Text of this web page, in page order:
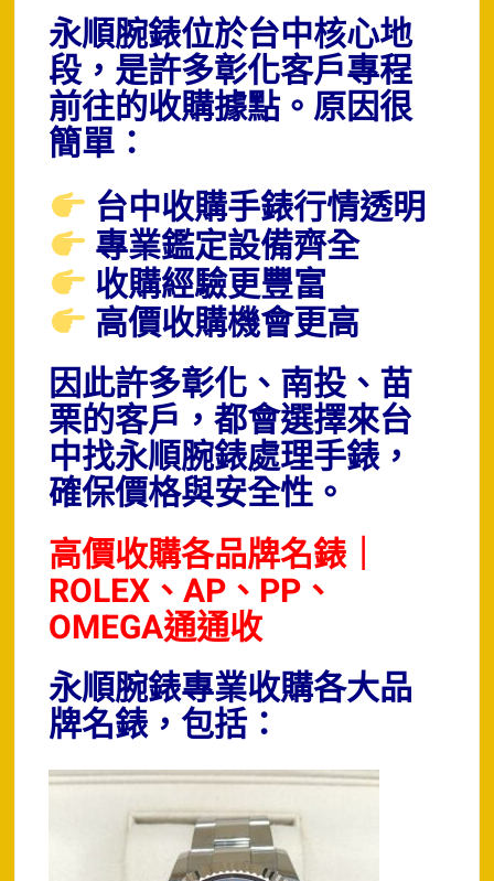
永順腕錶位於台中核心地
段，是許多彰化客戶專程
前往的收購據點。原因很
簡單：
台中收購手錶行情透明
專業鑑定設備齊全
收購經驗更豐富
高價收購機會更高
因此許多彰化、南投、苗
栗的客戶，都會選擇來台
中找永順腕錶處理手錶，
確保價格與安全性。
高價收購各品牌名錶｜
ROLEX、AP、PP、
OMEGA通通收
永順腕錶專業收購各大品
牌名錶，包括：